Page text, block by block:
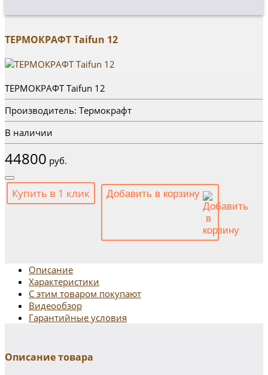
ТЕРМОКРАФТ Taifun 12
ТЕРМОКРАФТ Taifun 12
Производитель: Термокрафт
В наличии
44800 руб.
Купить в 1 клик Добавить в корзину
Описание
Характеристики
С этим товаром покупают
Видеообзор
Гарантийные условия
Описание товара